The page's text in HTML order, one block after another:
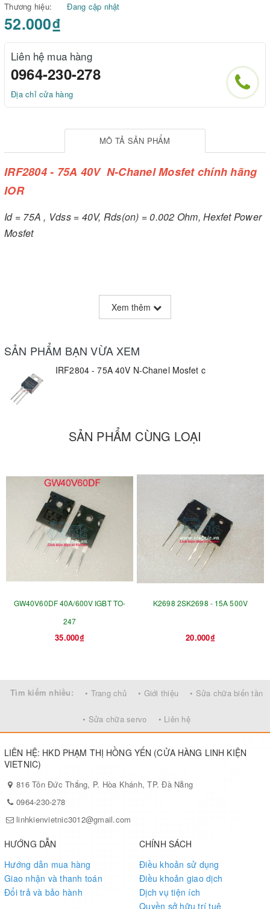
Thương hiệu:
Đang cập nhật
52.000₫
Liên hệ mua hàng
0964-230-278
Địa chỉ cửa hàng
MÔ TẢ SẢN PHẨM
IRF2804 - 75A 40V N-Chanel Mosfet chính hãng
IOR
Id = 75A , Vdss = 40V, Rds(on) = 0.002 Ohm, Hexfet Power
Mosfet
Xem thêm
SẢN PHẨM BẠN VỪA XEM
IRF2804 - 75A 40V N-Chanel Mosfet c
SẢN PHẨM CÙNG LOẠI
GW40V60DF 40A/600V IGBT TO-
247
35.000₫
K2698 2SK2698 - 15A 500V
20.000₫
Tìm kiếm nhiều: • Trang chủ • Giới thiệu • Sửa chữa biến tần
• Sửa chữa servo • Liên hệ
LIÊN HỆ: HKD PHẠM THỊ HỒNG YẾN (CỬA HÀNG LINH KIỆN
VIETNIC)
816 Tôn Đức Thắng, P. Hòa Khánh, TP. Đà Nẵng
0964-230-278
linhkienvietnic3012@gmail.com
HƯỚNG DẪN
Hướng dẫn mua hàng
Giao nhận và thanh toán
Đổi trả và bảo hành
CHÍNH SÁCH
Điều khoản sử dụng
Điều khoản giao dịch
Dịch vụ tiện ích
Quyền sở hữu trí tuệ